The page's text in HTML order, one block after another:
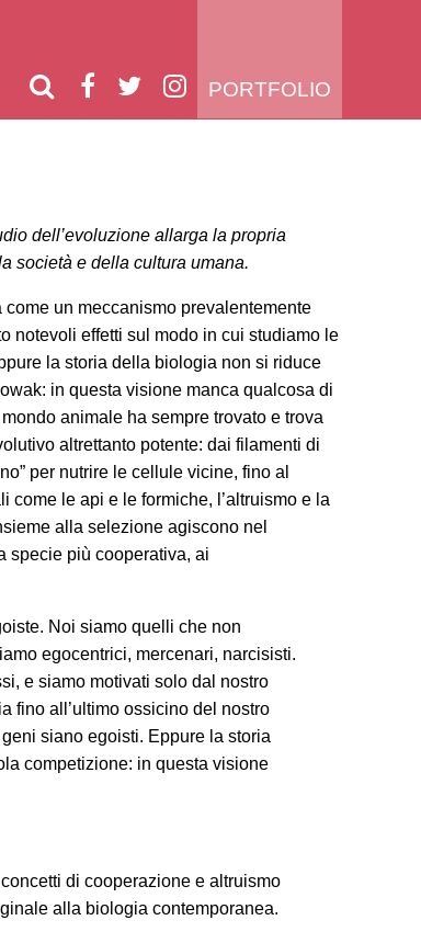
PORTFOLIO
dell’evoluzione allarga la propria
società e della cultura umana.
come un meccanismo prevalentemente
notevoli effetti sul modo in cui studiamo le
la storia della biologia non si riduce
in questa visione manca qualcosa di
animale ha sempre trovato e trova
altrettanto potente: dai filamenti di
per nutrire le cellule vicine, fino al
le api e le formiche, l’altruismo e la
alla selezione agiscono nel
specie più cooperativa, ai
Noi siamo quelli che non
egocentrici, mercenari, narcisisti.
e siamo motivati solo dal nostro
fino all’ultimo ossicino del nostro
siano egoisti. Eppure la storia
competizione: in questa visione
di cooperazione e altruismo
alla biologia contemporanea.